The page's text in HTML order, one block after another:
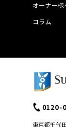
オーナー様
コラム
0120-
東京都千代